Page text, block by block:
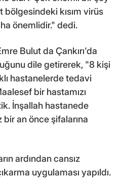
bölgesindeki kısım virüs
önemlidir." dedi.
Bulut da Çankırı'da
dile getirerek, "8 kişi
hastanelerde tedavi
bir hastamızı
İnşallah hastanede
bir an önce şifalarına
ardından cansız
uygulaması yapıldı.